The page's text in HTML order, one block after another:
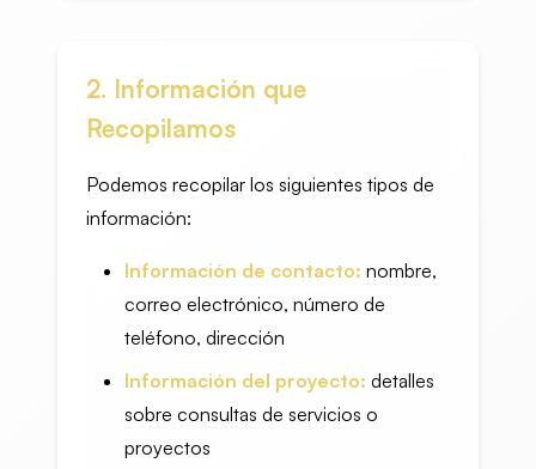
2. Información que
Recopilamos
Podemos recopilar los siguientes tipos de
información:
Información de contacto: nombre,
correo electrónico, número de
teléfono, dirección
Información del proyecto: detalles
sobre consultas de servicios o
proyectos